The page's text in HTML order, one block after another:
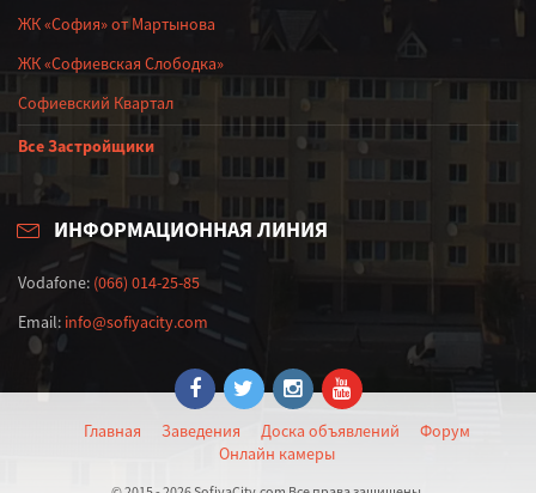
ЖК «София» от Мартынова
ЖК «Софиевская Слободка»
Софиевский Квартал
Все Застройщики
ИНФОРМАЦИОННАЯ ЛИНИЯ
Vodafone: (066) 014-25-85
Email: info@sofiyacity.com
Главная Заведения Доска объявлений
Форум
Онлайн камеры